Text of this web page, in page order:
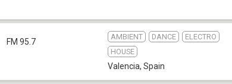
FM 95.7
AMBIENT DANCE
ELECTRO
HOUSE
Valencia, Spain